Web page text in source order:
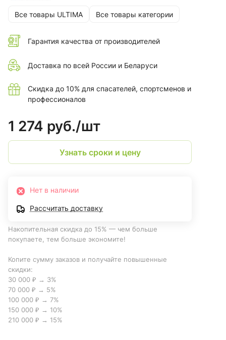
Все товары ULTIMA Все товары категории
Гарантия качества от производителей
Доставка по всей России и Беларуси
Скидка до 10% для спасателей, спортсменов и
профессионалов
1 274 руб./шт
Узнать сроки и цену
Нет в наличии
Рассчитать доставку
Накопительная скидка до 15% — чем больше
покупаете, тем больше экономите!
Копите сумму заказов и получайте повышенные
скидки:
30 000 ₽ → 3%
70 000 ₽ → 5%
100 000 ₽ → 7%
150 000 ₽ → 10%
210 000 ₽ → 15%